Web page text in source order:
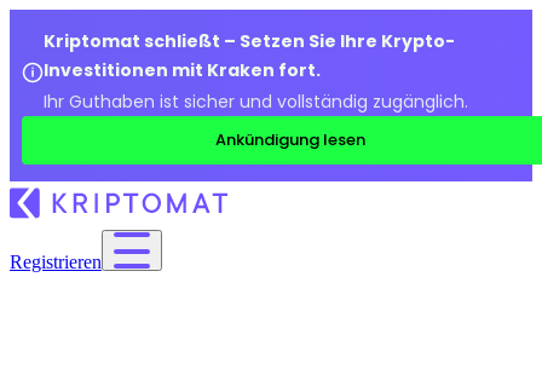
Kriptomat schließt – Setzen Sie Ihre Krypto-
Investitionen mit Kraken fort.
Ihr Guthaben ist sicher und vollständig zugänglich.
Ankündigung lesen
Registrieren